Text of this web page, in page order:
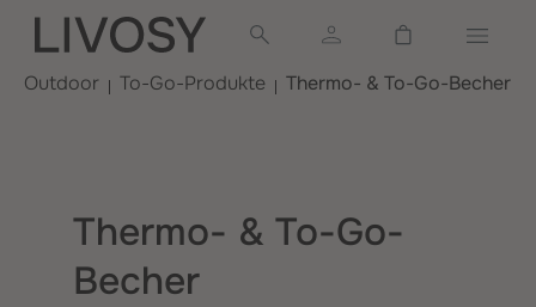
springen
Warenkorb
Outdoor
To-Go-Produkte Thermo- & To-Go-Becher
Thermo- & To-Go-
Becher